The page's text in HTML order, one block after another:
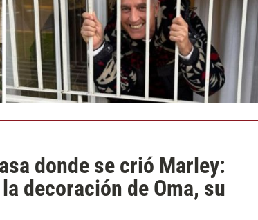
donde se crió Marley:
decoración de Oma, su